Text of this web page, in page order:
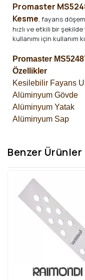
Promaster
Kesme, fayans
hızlı ve etkili bir
kullanımı için
Promaster
Özellikler
Kesilebilir Fayans
Alüminyum Gövde
Alüminyum Yatak
Alüminyum Sap
Benzer Ürünler